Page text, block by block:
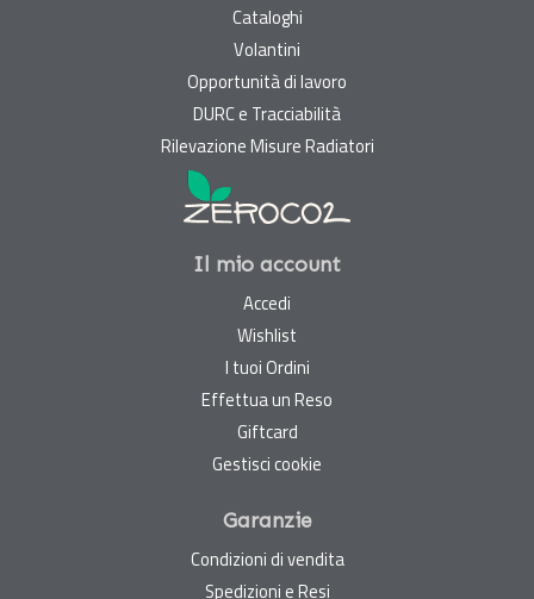
Cataloghi
Volantini
Opportunità di lavoro
DURC e Tracciabilità
Rilevazione Misure Radiatori
Il mio account
Accedi
Wishlist
I tuoi Ordini
Effettua un Reso
Giftcard
Gestisci cookie
Garanzie
Condizioni di vendita
Spedizioni e Resi